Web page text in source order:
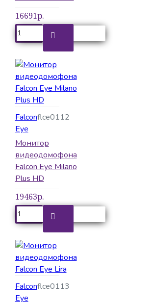
16691р.
Falcon
Eye
flce0112
Монитор
видеодомофона
Falcon Eye Milano
Plus HD
19463р.
Falcon
Eye
flce0113